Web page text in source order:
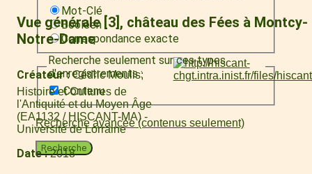
Mot-Clé
Booléen
Correspondance exacte
Recherche seulement sur ces types
d'enregistrements :
Contenu
Recherche avancée (contenus seulement)
Recherche
Vue générale [3], château des Fées à Montcy-
Notre-Dame
Créateur
Cédric Moulis
Histoire et Cultures de
l'Antiquité et du Moyen Âge
(EA1132 / HISCANT-MA) -
Université de Lorraine
Date 2018